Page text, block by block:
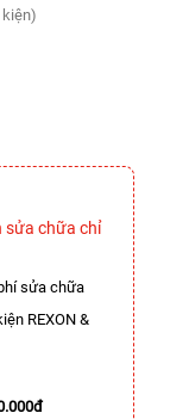
kiện)
sửa chữa chỉ
sửa chữa
REXON &